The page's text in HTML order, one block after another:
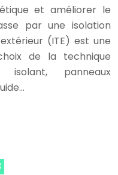
et améliorer le
par une isolation
(ITE) est une
de la technique
panneaux